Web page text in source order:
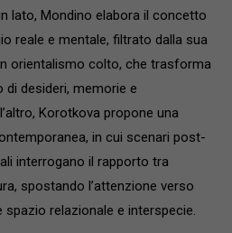
lato, Mondino elabora il concetto
reale e mentale, filtrato dalla sua
orientalismo colto, che trasforma
di desideri, memorie e
Korotkova propone una
in cui scenari post-
interrogano il rapporto tra
spostando l’attenzione verso
spazio relazionale e interspecie.